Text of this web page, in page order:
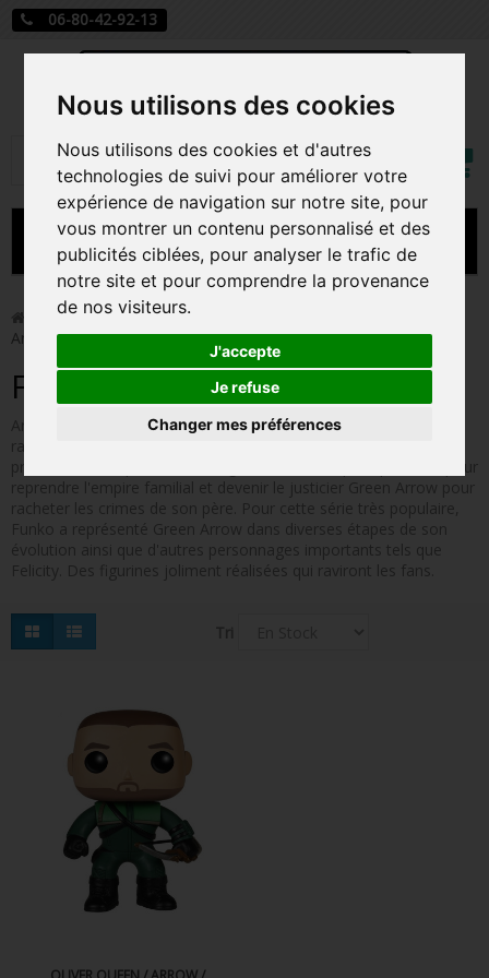
Nous utilisons des cookies
Nous utilisons des cookies et d'autres
technologies de suivi pour améliorer votre
expérience de navigation sur notre site, pour
vous montrer un contenu personnalisé et des
publicités ciblées, pour analyser le trafic de
notre site et pour comprendre la provenance
de nos visiteurs.
J'accepte
Je refuse
Changer mes préférences
06-80-42-92-13
Rechercher
Mon
MENU
CARTE A JOUER
PRÉCOMMANDE FIGURINES POP
FIGURINES POP MANGA
FIGURINES POP DISNEY
FIGURINES POP MARVEL
FIGURINES POP MUSIQUE
FIGURINES POP SÉRIE TV
FIGURINES POP SPORTS
FIGURINES POP HARRY POTTER
FIGURINES POP STAR WARS
FIGURINES POP STRANGER THINGS
FIGURINES POP SEIGNEUR DES ANNEAUX
FIGURINES POP DC COMICS
Funko Pop! > Figurines Pop Série TV
Arrow
Figurines Pop Arrow
Arrow est une série dérivée des comics DC Green Arrow
racontant l'histoire du jeune héritier Oliver Queen. Ayant été
présumé mort après un naufrage, il revient cinq ans plus tard pour
reprendre l'empire familial et devenir le justicier Green Arrow pour
racheter les crimes de son père. Pour cette série très populaire,
Funko a représenté Green Arrow dans diverses étapes de son
évolution ainsi que d'autres personnages importants tels que
Felicity. Des figurines joliment réalisées qui raviront les fans.